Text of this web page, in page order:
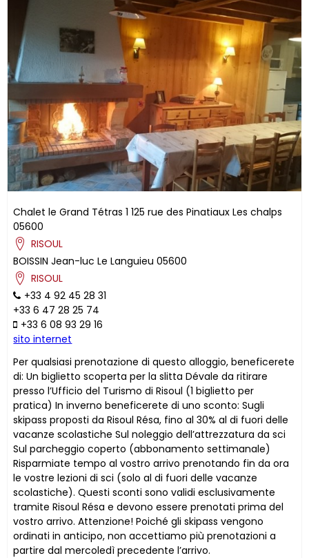
Chalet le Grand Tétras 1 125 rue des Pinatiaux Les chalps
05600
RISOUL
BOISSIN Jean-luc Le Languieu 05600
RISOUL
+33 4 92 45 28 31
+33 6 47 28 25 74
+33 6 08 93 29 16
sito internet
Per qualsiasi prenotazione di questo alloggio, beneficerete
di: Un biglietto scoperta per la slitta Dévale da ritirare
presso l’Ufficio del Turismo di Risoul (1 biglietto per
pratica) In inverno beneficerete di uno sconto: Sugli
skipass proposti da Risoul Résa, fino al 30% al di fuori delle
vacanze scolastiche Sul noleggio dell’attrezzatura da sci
Sul parcheggio coperto (abbonamento settimanale)
Risparmiate tempo al vostro arrivo prenotando fin da ora
le vostre lezioni di sci (solo al di fuori delle vacanze
scolastiche). Questi sconti sono validi esclusivamente
tramite Risoul Résa e devono essere prenotati prima del
vostro arrivo. Attenzione! Poiché gli skipass vengono
ordinati in anticipo, non accettiamo più prenotazioni a
partire dal mercoledì precedente l’arrivo.